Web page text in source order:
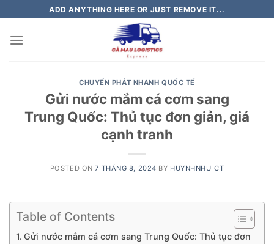
to
content
ADD ANYTHING HERE OR JUST REMOVE IT...
CHUYỂN PHÁT NHANH QUỐC TẾ
Gửi nước mắm cá cơm sang
Trung Quốc: Thủ tục đơn giản, giá
cạnh tranh
POSTED ON7 THÁNG 8, 2024 BY HUYNHNHU_CT
Table of Contents
Gửi nước mắm cá cơm sang Trung Quốc: Thủ tục đơn